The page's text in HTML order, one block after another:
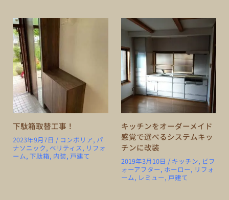
下駄箱取替工事！
2023年9月7日 / コンポリア, パ
ナソニック, ベリティス, リフォ
ーム, 下駄箱, 内装, 戸建て
キッチンをオーダーメイド
感覚で選べるシステムキッ
チンに改装
2019年3月10日 / キッチン, ビフ
ォーアフター, ホーロー, リフォ
ーム, レミュー, 戸建て